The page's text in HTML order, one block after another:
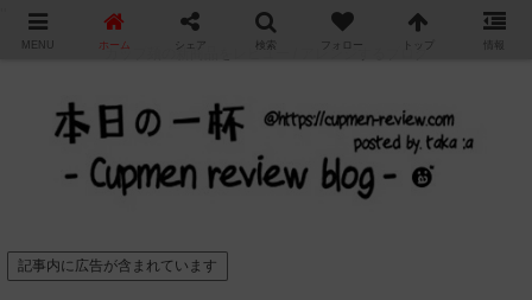
カップ麺の新商品をレビュー / アレンジするブログ
記事内に広告が含まれています
MENU ホーム シェア 検索 フォロー トップ 情報